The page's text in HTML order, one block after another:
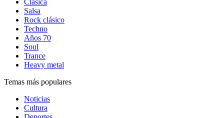
Clásica
Salsa
Rock clásico
Techno
Años 70
Soul
Trance
Heavy metal
Temas más populares
Noticias
Cultura